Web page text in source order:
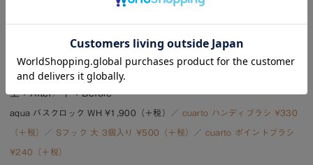
上：After／下：Before
aqua バスクロック WH ¥1,900（＋税） ／ cuarto ハンディブラシ ¥330
（＋税） ／ Sフック 大 3個入り ¥500（＋税） ／ cuarto ポイントブラシ
¥240（＋税）